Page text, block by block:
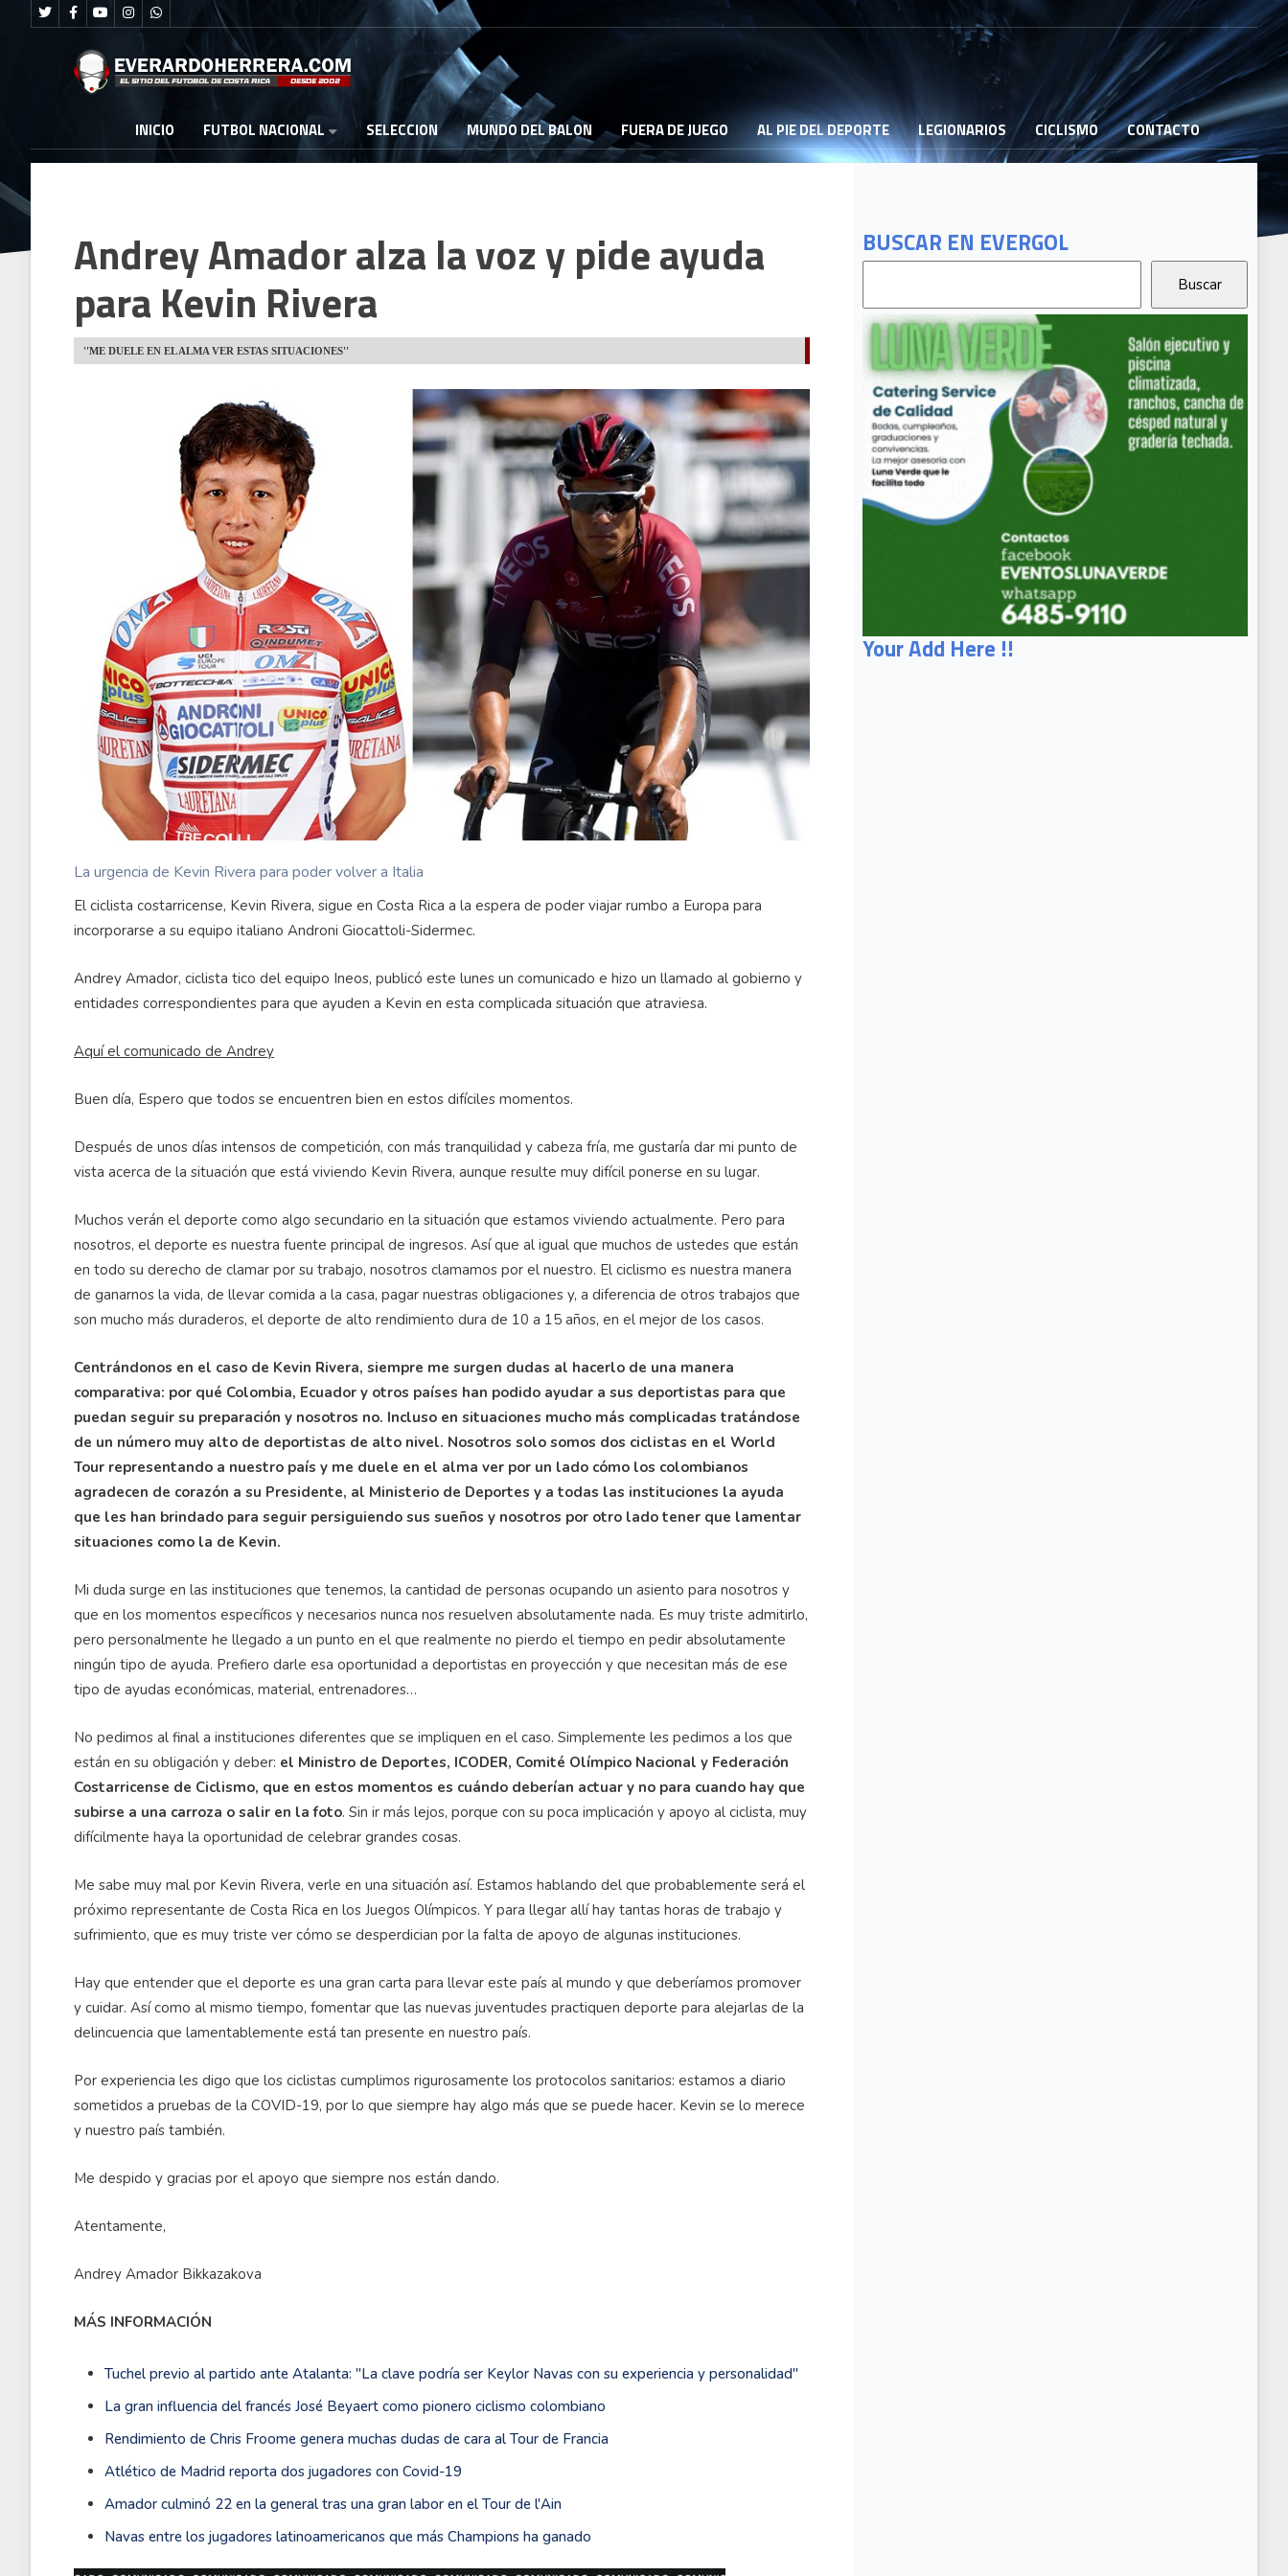
INICIO FUTBOL NACIONAL SELECCION MUNDO DEL BALON FUERA DE JUEGO AL PIE DEL DEPORTE LEGIONARIOS CICLISMO CONTACTO
BUSCAR EN EVERGOL
Your Add Here !!
Andrey Amador alza la voz y pide ayuda
para Kevin Rivera
''ME DUELE EN EL ALMA VER ESTAS SITUACIONES''
La urgencia de Kevin Rivera para poder volver a Italia
El ciclista costarricense, Kevin Rivera, sigue en Costa Rica a la espera de poder viajar rumbo a Europa para
incorporarse a su equipo italiano Androni Giocattoli-Sidermec.
Andrey Amador, ciclista tico del equipo Ineos, publicó este lunes un comunicado e hizo un llamado al gobierno y
entidades correspondientes para que ayuden a Kevin en esta complicada situación que atraviesa.
Aquí el comunicado de Andrey
Buen día, Espero que todos se encuentren bien en estos difíciles momentos.
Después de unos días intensos de competición, con más tranquilidad y cabeza fría, me gustaría dar mi punto de
vista acerca de la situación que está viviendo Kevin Rivera, aunque resulte muy difícil ponerse en su lugar.
Muchos verán el deporte como algo secundario en la situación que estamos viviendo actualmente. Pero para
nosotros, el deporte es nuestra fuente principal de ingresos. Así que al igual que muchos de ustedes que están
en todo su derecho de clamar por su trabajo, nosotros clamamos por el nuestro. El ciclismo es nuestra manera
de ganarnos la vida, de llevar comida a la casa, pagar nuestras obligaciones y, a diferencia de otros trabajos que
son mucho más duraderos, el deporte de alto rendimiento dura de 10 a 15 años, en el mejor de los casos.
Centrándonos en el caso de Kevin Rivera, siempre me surgen dudas al hacerlo de una manera
comparativa: por qué Colombia, Ecuador y otros países han podido ayudar a sus deportistas para que
puedan seguir su preparación y nosotros no. Incluso en situaciones mucho más complicadas tratándose
de un número muy alto de deportistas de alto nivel. Nosotros solo somos dos ciclistas en el World
Tour representando a nuestro país y me duele en el alma ver por un lado cómo los colombianos
agradecen de corazón a su Presidente, al Ministerio de Deportes y a todas las instituciones la ayuda
que les han brindado para seguir persiguiendo sus sueños y nosotros por otro lado tener que lamentar
situaciones como la de Kevin.
Mi duda surge en las instituciones que tenemos, la cantidad de personas ocupando un asiento para nosotros y
que en los momentos específicos y necesarios nunca nos resuelven absolutamente nada. Es muy triste admitirlo,
pero personalmente he llegado a un punto en el que realmente no pierdo el tiempo en pedir absolutamente
ningún tipo de ayuda. Prefiero darle esa oportunidad a deportistas en proyección y que necesitan más de ese
tipo de ayudas económicas, material, entrenadores…
No pedimos al final a instituciones diferentes que se impliquen en el caso. Simplemente les pedimos a los que
están en su obligación y deber: el Ministro de Deportes, ICODER, Comité Olímpico Nacional y Federación
Costarricense de Ciclismo, que en estos momentos es cuándo deberían actuar y no para cuando hay que
subirse a una carroza o salir en la foto. Sin ir más lejos, porque con su poca implicación y apoyo al ciclista, muy
difícilmente haya la oportunidad de celebrar grandes cosas.
Me sabe muy mal por Kevin Rivera, verle en una situación así. Estamos hablando del que probablemente será el
próximo representante de Costa Rica en los Juegos Olímpicos. Y para llegar allí hay tantas horas de trabajo y
sufrimiento, que es muy triste ver cómo se desperdician por la falta de apoyo de algunas instituciones.
Hay que entender que el deporte es una gran carta para llevar este país al mundo y que deberíamos promover
y cuidar. Así como al mismo tiempo, fomentar que las nuevas juventudes practiquen deporte para alejarlas de la
delincuencia que lamentablemente está tan presente en nuestro país.
Por experiencia les digo que los ciclistas cumplimos rigurosamente los protocolos sanitarios: estamos a diario
sometidos a pruebas de la COVID-19, por lo que siempre hay algo más que se puede hacer. Kevin se lo merece
y nuestro país también.
Me despido y gracias por el apoyo que siempre nos están dando.
Atentamente,
Andrey Amador Bikkazakova
MÁS INFORMACIÓN
Tuchel previo al partido ante Atalanta: ''La clave podría ser Keylor Navas con su experiencia y personalidad''
La gran influencia del francés José Beyaert como pionero ciclismo colombiano
Rendimiento de Chris Froome genera muchas dudas de cara al Tour de Francia
Atlético de Madrid reporta dos jugadores con Covid-19
Amador culminó 22 en la general tras una gran labor en el Tour de l'Ain
Navas entre los jugadores latinoamericanos que más Champions ha ganado